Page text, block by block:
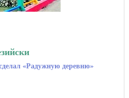
«Радужную деревню»